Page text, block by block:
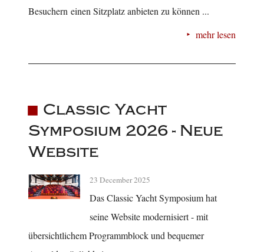
Besuchern einen Sitzplatz anbieten zu können ...
mehr lesen
Classic Yacht
Symposium 2026 - Neue
Website
23 December 2025
Das Classic Yacht Symposium hat
seine Website modernisiert - mit
übersichtlichem Programmblock und bequemer